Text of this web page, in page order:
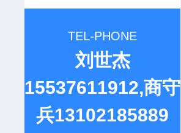
TEL-PHONE
刘世杰
15537611912,商守
兵13102185889